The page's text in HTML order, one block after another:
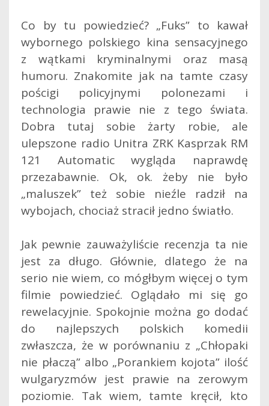
Co by tu powiedzieć? „Fuks” to kawał
wybornego polskiego kina sensacyjnego
z wątkami kryminalnymi oraz masą
humoru. Znakomite jak na tamte czasy
pościgi policyjnymi polonezami i
technologia prawie nie z tego świata.
Dobra tutaj sobie żarty robie, ale
ulepszone radio Unitra ZRK Kasprzak RM
121 Automatic wygląda naprawdę
przezabawnie. Ok, ok. żeby nie było
„maluszek” też sobie nieźle radził na
wybojach, chociaż stracił jedno światło.
Jak pewnie zauważyliście recenzja ta nie
jest za długo. Głównie, dlatego że na
serio nie wiem, co mógłbym więcej o tym
filmie powiedzieć. Oglądało mi się go
rewelacyjnie. Spokojnie można go dodać
do najlepszych polskich komedii
zwłaszcza, że w porównaniu z „Chłopaki
nie płaczą” albo „Porankiem kojota” ilość
wulgaryzmów jest prawie na zerowym
poziomie. Tak wiem, tamte kręcił, kto